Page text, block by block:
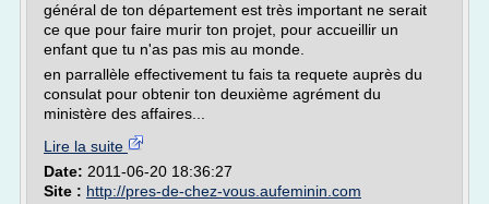
général de ton département est très important ne serait
ce que pour faire murir ton projet, pour accueillir un
enfant que tu n'as pas mis au monde.
en parrallèle effectivement tu fais ta requete auprès du
consulat pour obtenir ton deuxième agrément du
ministère des affaires...
Lire la suite
Date: 2011-06-20 18:36:27
Site : http://pres-de-chez-vous.aufeminin.com